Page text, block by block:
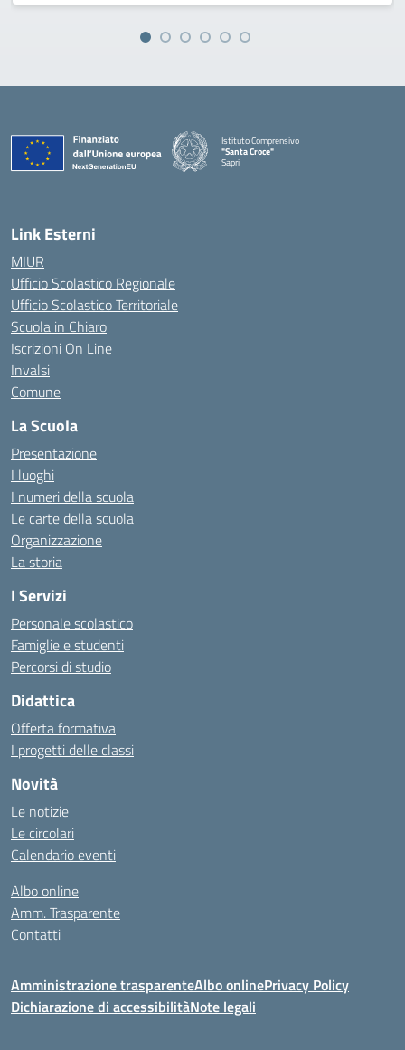
Istituto Comprensivo
"Santa Croce"
Sapri
— Visita la pagina iniziale della scuola
Link Esterni
MIUR
Ufficio Scolastico Regionale
Ufficio Scolastico Territoriale
Scuola in Chiaro
Iscrizioni On Line
Invalsi
Comune
La Scuola
Presentazione
I luoghi
I numeri della scuola
Le carte della scuola
Organizzazione
La storia
I Servizi
Personale scolastico
Famiglie e studenti
Percorsi di studio
Didattica
Offerta formativa
I progetti delle classi
Novità
Le notizie
Le circolari
Calendario eventi
Albo online
Amm. Trasparente
Contatti
Amministrazione trasparenteAlbo onlinePrivacy Policy
Dichiarazione di accessibilitàNote legali